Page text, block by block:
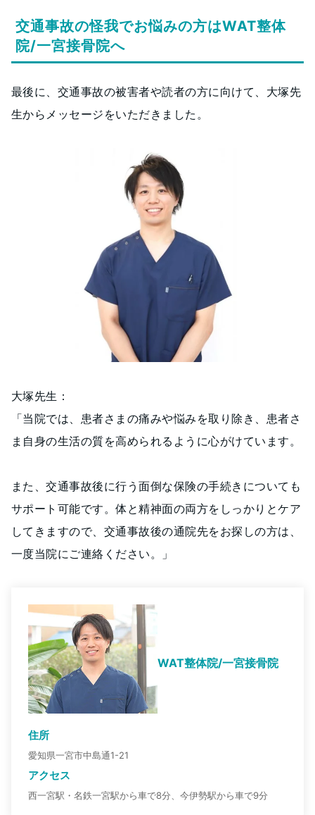
交通事故の怪我でお悩みの方はWAT整体
院/一宮接骨院へ
最後に、交通事故の被害者や読者の方に向けて、大塚先
生からメッセージをいただきました。
大塚先生：
「当院では、患者さまの痛みや悩みを取り除き、患者さ
ま自身の生活の質を高められるように心がけています。
また、交通事故後に行う面倒な保険の手続きについても
サポート可能です。体と精神面の両方をしっかりとケア
してきますので、交通事故後の通院先をお探しの方は、
一度当院にご連絡ください。」
WAT整体院/一宮接骨院
住所
愛知県一宮市中島通1-21
アクセス
西一宮駅・名鉄一宮駅から車で8分、今伊勢駅から車で9分